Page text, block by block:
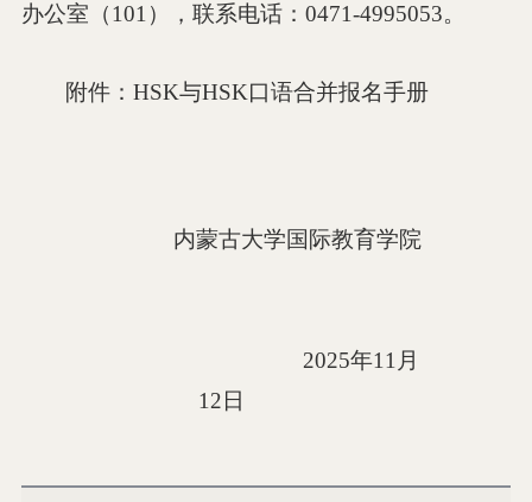
办公室（101 ），联系电话： 0471-4995053。
附件： HSK与HSK口语合并报名手册
内蒙古大学国际教育学院
2025年11 月
12 日